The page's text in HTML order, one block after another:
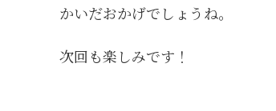
かいだおかげでしょうね。
次回も楽しみです！